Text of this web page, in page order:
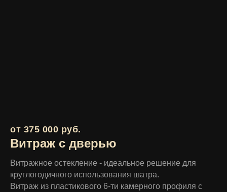
от 375 000 руб.
Витраж с дверью
Витражное остекление - идеальное решение для
круглогодичного использования шатра.
Витраж из пластикового 6-ти камерного профиля с